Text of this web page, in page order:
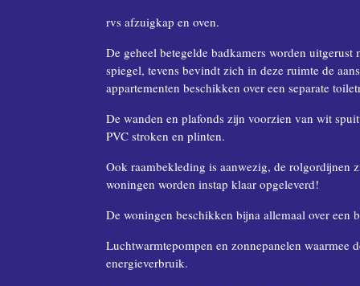
rvs afzuigkap en oven.
De geheel betegelde badkamers worden
spiegel, tevens bevindt zich in deze ruimte de
appartementen beschikken over een separate
De wanden en plafonds zijn voorzien van wit
PVC stroken en plinten.
Ook raambekleding is aanwezig, de rolgordijnen
woningen worden instap klaar opgeleverd!
De woningen beschikken bijna allemaal over een
Luchtwarmtepompen en zonnepanelen waarmee
energieverbruik.